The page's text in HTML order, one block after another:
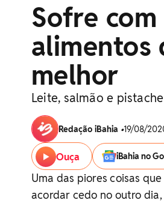
Sofre
alimentos
melhor
Leite, salmão e
Redação iBahia •19/08/
Ouça iBahia no
Uma das piores coisas
acordar cedo no outro